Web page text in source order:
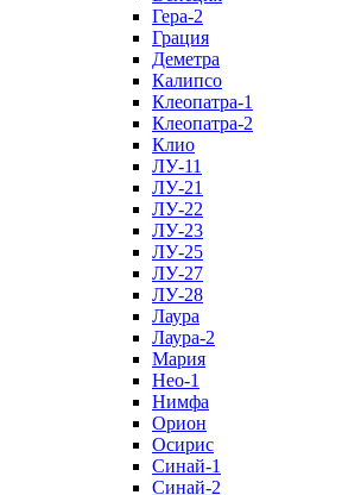
Гера-2
Грация
Деметра
Калипсо
Клеопатра-1
Клеопатра-2
Клио
ЛУ-11
ЛУ-21
ЛУ-22
ЛУ-23
ЛУ-25
ЛУ-27
ЛУ-28
Лаура
Лаура-2
Мария
Нео-1
Нимфа
Орион
Осирис
Синай-1
Синай-2